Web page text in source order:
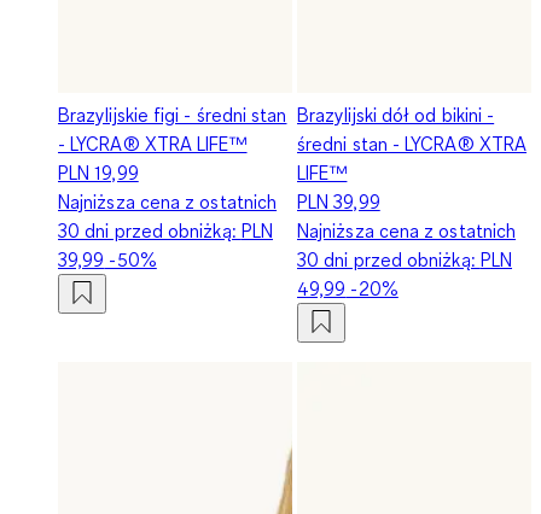
Brazylijskie figi - średni stan
- LYCRA® XTRA LIFE™
PLN 19,99
Najniższa cena z ostatnich
30 dni przed obniżką: PLN
39,99 -50%
Brazylijski dół od bikini -
średni stan - LYCRA® XTRA
LIFE™
PLN 39,99
Najniższa cena z ostatnich
30 dni przed obniżką: PLN
49,99 -20%